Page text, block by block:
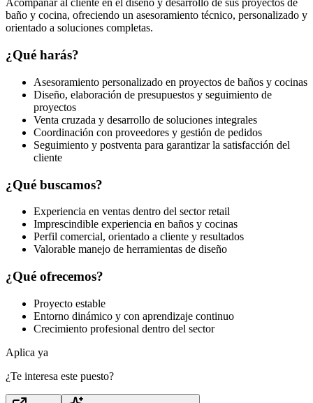
Acompañar al cliente en el diseño y desarrollo de sus proyectos de
baño y cocina, ofreciendo un asesoramiento técnico, personalizado y
orientado a soluciones completas.
¿Qué harás?
Asesoramiento personalizado en proyectos de baños y cocinas
Diseño, elaboración de presupuestos y seguimiento de
proyectos
Venta cruzada y desarrollo de soluciones integrales
Coordinación con proveedores y gestión de pedidos
Seguimiento y postventa para garantizar la satisfacción del
cliente
¿Qué buscamos?
Experiencia en ventas dentro del sector retail
Imprescindible experiencia en baños y cocinas
Perfil comercial, orientado a cliente y resultados
Valorable manejo de herramientas de diseño
¿Qué ofrecemos?
Proyecto estable
Entorno dinámico y con aprendizaje continuo
Crecimiento profesional dentro del sector
Aplica ya
¿Te interesa este puesto?